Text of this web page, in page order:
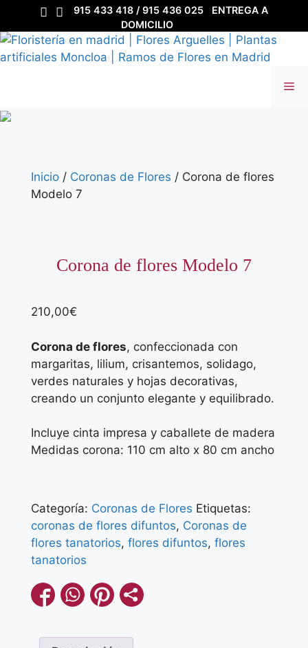
contenido
915 433 418 / 915 436 025
ENTREGA A
DOMICILIO
Inicio / Coronas de Flores / Corona de flores
Modelo 7
Corona de flores Modelo 7
210,00€
Corona de flores, confeccionada con
margaritas, lilium, crisantemos, solidago,
verdes naturales y hojas decorativas,
creando un conjunto elegante y equilibrado.
Incluye cinta impresa y caballete de madera
Medidas corona: 110 cm alto x 80 cm ancho
Categoría: Coronas de Flores Etiquetas:
coronas de flores difuntos, Coronas de
flores tanatorios, flores difuntos, flores
tanatorios